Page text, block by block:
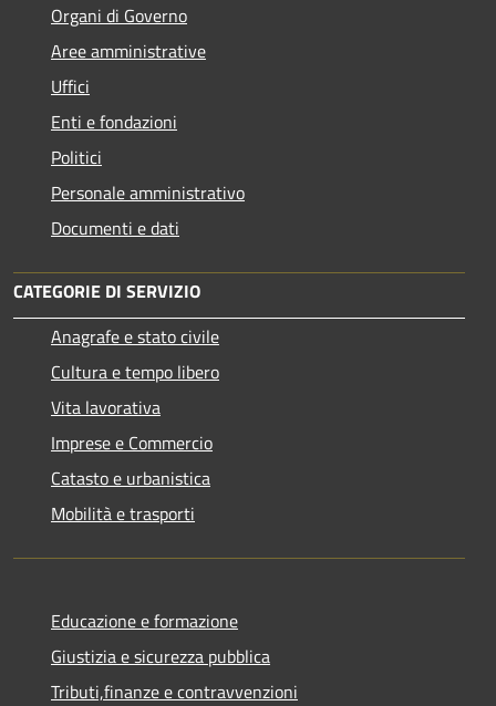
Organi di Governo
Aree amministrative
Uffici
Enti e fondazioni
Politici
Personale amministrativo
Documenti e dati
CATEGORIE DI SERVIZIO
Anagrafe e stato civile
Cultura e tempo libero
Vita lavorativa
Imprese e Commercio
Catasto e urbanistica
Mobilità e trasporti
Educazione e formazione
Giustizia e sicurezza pubblica
Tributi,finanze e contravvenzioni